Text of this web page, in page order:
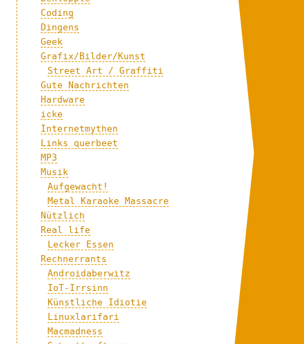
Coding
Dingens
Geek
Grafix/Bilder/Kunst
Street Art / Graffiti
Gute Nachrichten
Hardware
icke
Internetmythen
Links querbeet
MP3
Musik
Aufgewacht!
Metal Karaoke Massacre
Nützlich
Real life
Lecker Essen
Rechnerrants
Androidaberwitz
IoT-Irrsinn
Künstliche Idiotie
Linuxlarifari
Macmadness